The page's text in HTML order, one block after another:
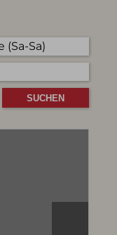
(Sa-Sa)